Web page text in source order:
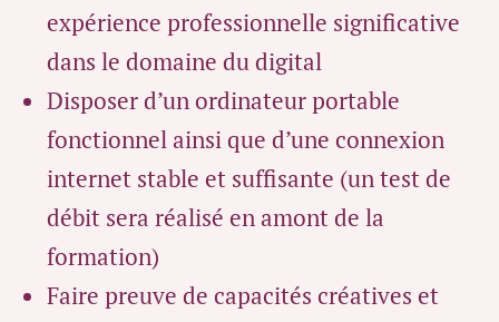
expérience professionnelle significative
dans le domaine du digital
Disposer d’un ordinateur portable
fonctionnel ainsi que d’une connexion
internet stable et suffisante (un test de
débit sera réalisé en amont de la
formation)
Faire preuve de capacités créatives et